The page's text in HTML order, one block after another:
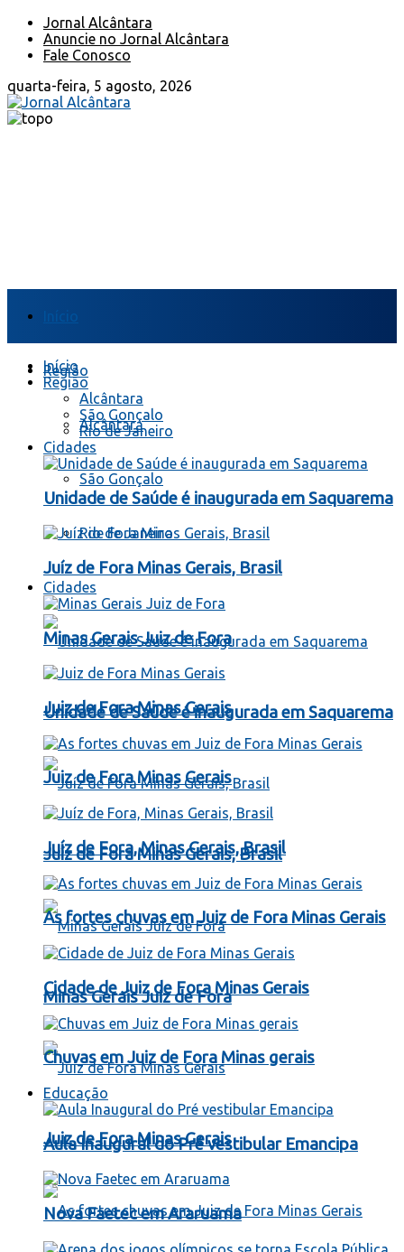
Jornal Alcântara
Anuncie no Jornal Alcântara
Fale Conosco
quarta-feira, 5 agosto, 2026
Início
Região
Alcântara
São Gonçalo
Rio de Janeiro
Cidades
Unidade de Saúde é inaugurada em Saquarema
Juíz de Fora Minas Gerais, Brasil
Minas Gerais Juiz de Fora
Juiz de Fora Minas Gerais
Início
Região
Alcântara
São Gonçalo
Rio de Janeiro
Cidades
Unidade de Saúde é inaugurada em Saquarema
Juíz de Fora Minas Gerais, Brasil
Minas Gerais Juiz de Fora
Juiz de Fora Minas Gerais
Juiz de Fora Minas Gerais
Juíz de Fora, Minas Gerais, Brasil
As fortes chuvas em Juiz de Fora Minas Gerais
Cidade de Juiz de Fora Minas Gerais
Chuvas em Juiz de Fora Minas gerais
Educação
Aula Inaugural do Pré vestibular Emancipa
Nova Faetec em Araruama